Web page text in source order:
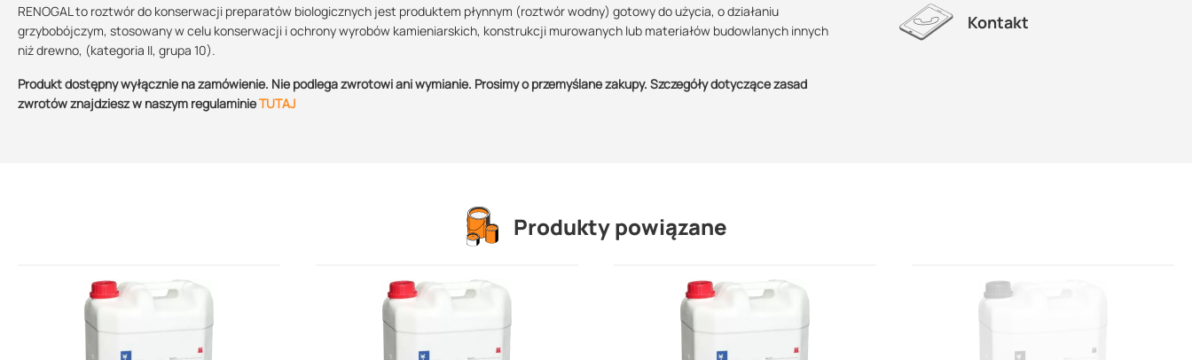
RENOGAL to roztwór do konserwacji preparatów biologicznych jest produktem płynnym (roztwór wodny) gotowy do użycia, o działaniu
grzybobójczym, stosowany w celu konserwacji i ochrony wyrobów kamieniarskich, konstrukcji murowanych lub materiałów budowlanych innych
niż drewno, (kategoria II, grupa 10).
Produkt dostępny wyłącznie na zamówienie. Nie podlega zwrotowi ani wymianie. Prosimy o przemyślane zakupy. Szczegóły dotyczące zasad
zwrotów znajdziesz w naszym regulaminieTUTAJ
Przed użyciem nie należy preparatu rozcieńczać. RENOGAL nanosi się na możliwie suche podłoże za pomocą pędzla lub natryskowo aż do
nasycenia. Dalsze prace (np. malowanie, tynkowanie) można przeprowadzić dopiero po całkowitym wyschnięciu powierzchni po ostatniej
aplikacji środka biobójczego.
Kontakt
Produkty powiązane